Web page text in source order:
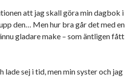
att jag skall göra min dagbok i
den… Men hur bra går det med en
gladare make – som äntligen fått
lade sej i tid, men min syster och jag